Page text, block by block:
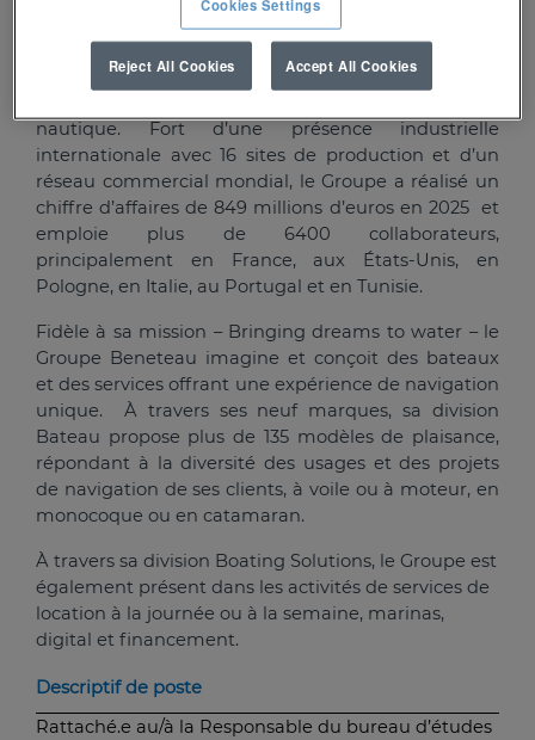
A propos du Groupe Beneteau
Fondé en Vendée il y a 140 ans par Benjamin
Bénéteau, le Groupe Beneteau est aujourd’hui un
nautique. Fort d’une présence industrielle
internationale avec 16 sites de production et d’un
réseau commercial mondial, le Groupe a réalisé un
chiffre d’affaires de 849 millions d’euros en 2025 et
emploie plus de 6400 collaborateurs,
principalement en France, aux États-Unis, en
Pologne, en Italie, au Portugal et en Tunisie.
Fidèle à sa mission – Bringing dreams to water – le
Groupe Beneteau imagine et conçoit des bateaux
et des services offrant une expérience de navigation
unique. À travers ses neuf marques, sa division
Bateau propose plus de 135 modèles de plaisance,
répondant à la diversité des usages et des projets
de navigation de ses clients, à voile ou à moteur, en
monocoque ou en catamaran.
À travers sa division Boating Solutions, le Groupe est
également présent dans les activités de services de
location à la journée ou à la semaine, marinas,
digital et financement.
Descriptif de poste
Rattaché.e au/à la Responsable du bureau d’études
Reject All Cookies Accept All Cookies